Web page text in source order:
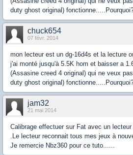
duty ghost original)
chuck654
07 févr. 2014
mon lecteur est un dg-16d4s et la lecture
j'ai monté jusqu'à 5.5K hom et baisser a
(Assasine creed 4 original) qui ne veux
duty ghost original)
jam32
21 mai 2014
Calibrage effectuer sur Fat avec un
.Le lecteur reconnait tous mes jeux à
Je remercie Nbz360 pour ce tuto......